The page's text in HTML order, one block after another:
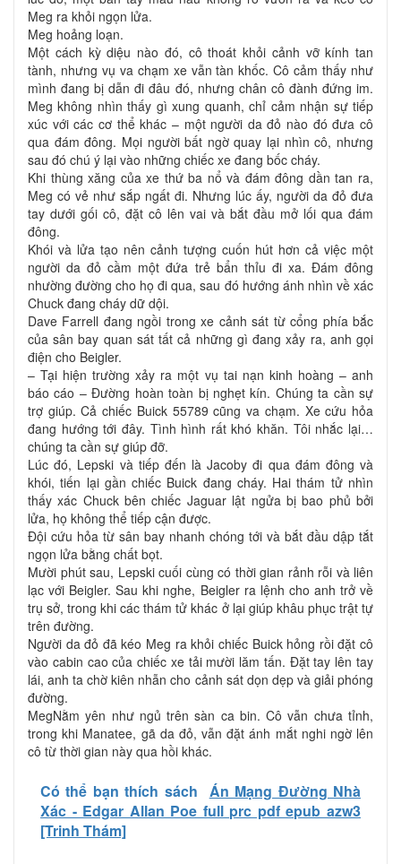
Meg ra khỏi ngọn lửa.
Meg hoảng loạn.
Một cách kỳ diệu nào đó, cô thoát khỏi cảnh vỡ kính tan
tành, nhưng vụ va chạm xe vẫn tàn khốc. Cô cảm thấy như
mình đang bị dẫn đi đâu đó, nhưng chân cô đành đứng im.
Meg không nhìn thấy gì xung quanh, chỉ cảm nhận sự tiếp
xúc với các cơ thể khác – một người da đỏ nào đó đưa cô
qua đám đông. Mọi người bất ngờ quay lại nhìn cô, nhưng
sau đó chú ý lại vào những chiếc xe đang bốc cháy.
Khi thùng xăng của xe thứ ba nổ và đám đông dần tan ra,
Meg có vẻ như sắp ngất đi. Nhưng lúc ấy, người da đỏ đưa
tay dưới gối cô, đặt cô lên vai và bắt đầu mở lối qua đám
đông.
Khói và lửa tạo nên cảnh tượng cuốn hút hơn cả việc một
người da đỏ cầm một đứa trẻ bẩn thỉu đi xa. Đám đông
nhường đường cho họ đi qua, sau đó hướng ánh nhìn về xác
Chuck đang cháy dữ dội.
Dave Farrell đang ngồi trong xe cảnh sát từ cổng phía bắc
của sân bay quan sát tất cả những gì đang xảy ra, anh gọi
điện cho Beigler.
– Tại hiện trường xảy ra một vụ tai nạn kinh hoàng – anh
báo cáo – Đường hoàn toàn bị nghẹt kín. Chúng ta cần sự
trợ giúp. Cả chiếc Buick 55789 cũng va chạm. Xe cứu hỏa
đang hướng tới đây. Tình hình rất khó khăn. Tôi nhắc lại…
chúng ta cần sự giúp đỡ.
Lúc đó, Lepski và tiếp đến là Jacoby đi qua đám đông và
khói, tiến lại gần chiếc Buick đang cháy. Hai thám tử nhìn
thấy xác Chuck bên chiếc Jaguar lật ngửa bị bao phủ bởi
lửa, họ không thể tiếp cận được.
Đội cứu hỏa từ sân bay nhanh chóng tới và bắt đầu dập tắt
ngọn lửa bằng chất bọt.
Mười phút sau, Lepski cuối cùng có thời gian rảnh rỗi và liên
lạc với Beigler. Sau khi nghe, Beigler ra lệnh cho anh trở về
trụ sở, trong khi các thám tử khác ở lại giúp khâu phục trật tự
trên đường.
Người da đỏ đã kéo Meg ra khỏi chiếc Buick hỏng rồi đặt cô
vào cabin cao của chiếc xe tải mười lăm tấn. Đặt tay lên tay
lái, anh ta chờ kiên nhẫn cho cảnh sát dọn dẹp và giải phóng
đường.
MegNằm yên như ngủ trên sàn ca bin. Cô vẫn chưa tỉnh,
trong khi Manatee, gã da đỏ, vẫn đặt ánh mắt nghi ngờ lên
cô từ thời gian này qua hồi khác.
Có thể bạn thích sách
Án Mạng Đường Nhà
Xác - Edgar Allan Poe full prc pdf epub azw3
[Trinh Thám]